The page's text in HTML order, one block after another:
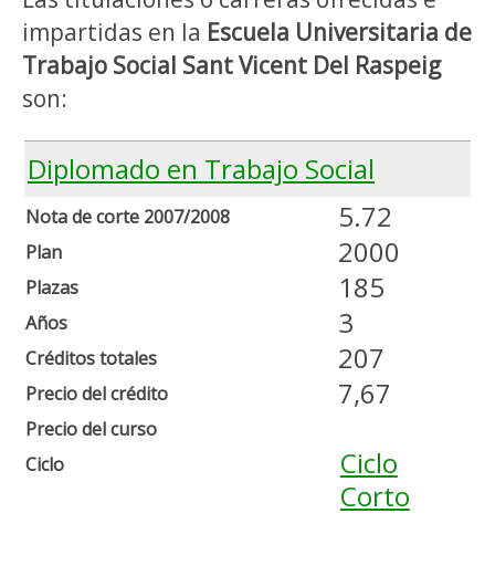
impartidas en la Escuela Universitaria de
Trabajo Social Sant Vicent Del Raspeig
son:
Diplomado en Trabajo Social
Nota de corte 2007/2008
Plan
Plazas
Años
Créditos totales
Precio del crédito
Precio del curso
Ciclo
5.72
2000
185
3
207
7,67
Ciclo
Corto